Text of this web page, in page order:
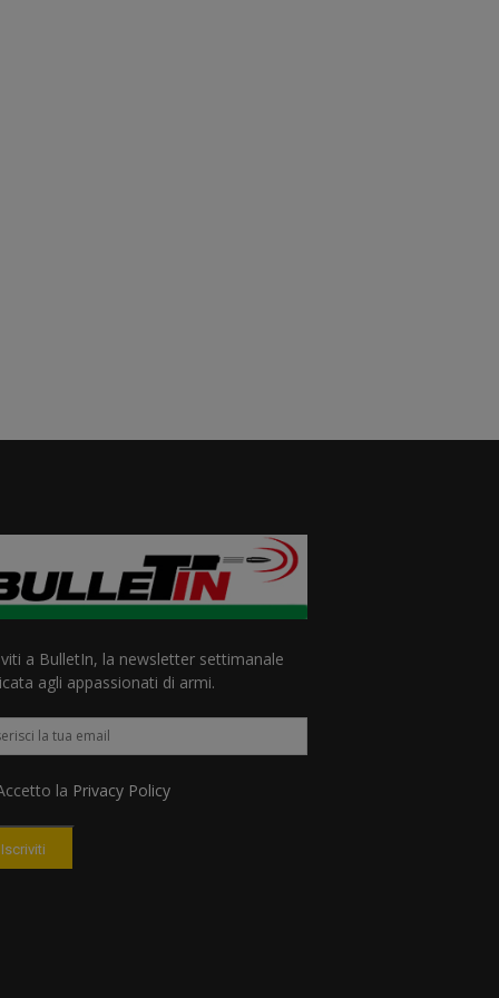
a BulletIn, la newsletter settimanale
agli appassionati di armi.
la Privacy Policy
Iscriviti